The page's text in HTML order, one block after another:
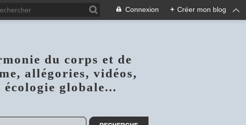
Connexion + Créer mon blog
du corps et de
allégories, vidéos,
globale...